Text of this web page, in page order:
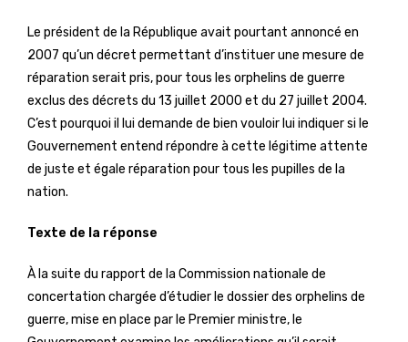
Le président de la République avait pourtant annoncé en
2007 qu’un décret permettant d’instituer une mesure de
réparation serait pris, pour tous les orphelins de guerre
exclus des décrets du 13 juillet 2000 et du 27 juillet 2004.
C’est pourquoi il lui demande de bien vouloir lui indiquer si le
Gouvernement entend répondre à cette légitime attente
de juste et égale réparation pour tous les pupilles de la
nation.
Texte de la réponse
À la suite du rapport de la Commission nationale de
concertation chargée d’étudier le dossier des orphelins de
guerre, mise en place par le Premier ministre, le